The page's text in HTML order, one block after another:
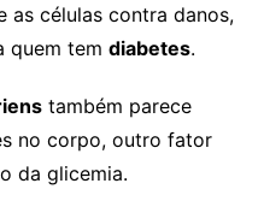
as células contra danos,
quem tem diabetes.
também parece
no corpo, outro fator
da glicemia.